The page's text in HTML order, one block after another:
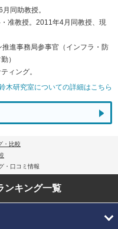
同助教授。
准教授。2011年4月同教授、現
進事務局参事官（インフラ・防
）
ィング。
木研究室についての詳細はこちら
・比較
・口コミ情報
ンキング一覧